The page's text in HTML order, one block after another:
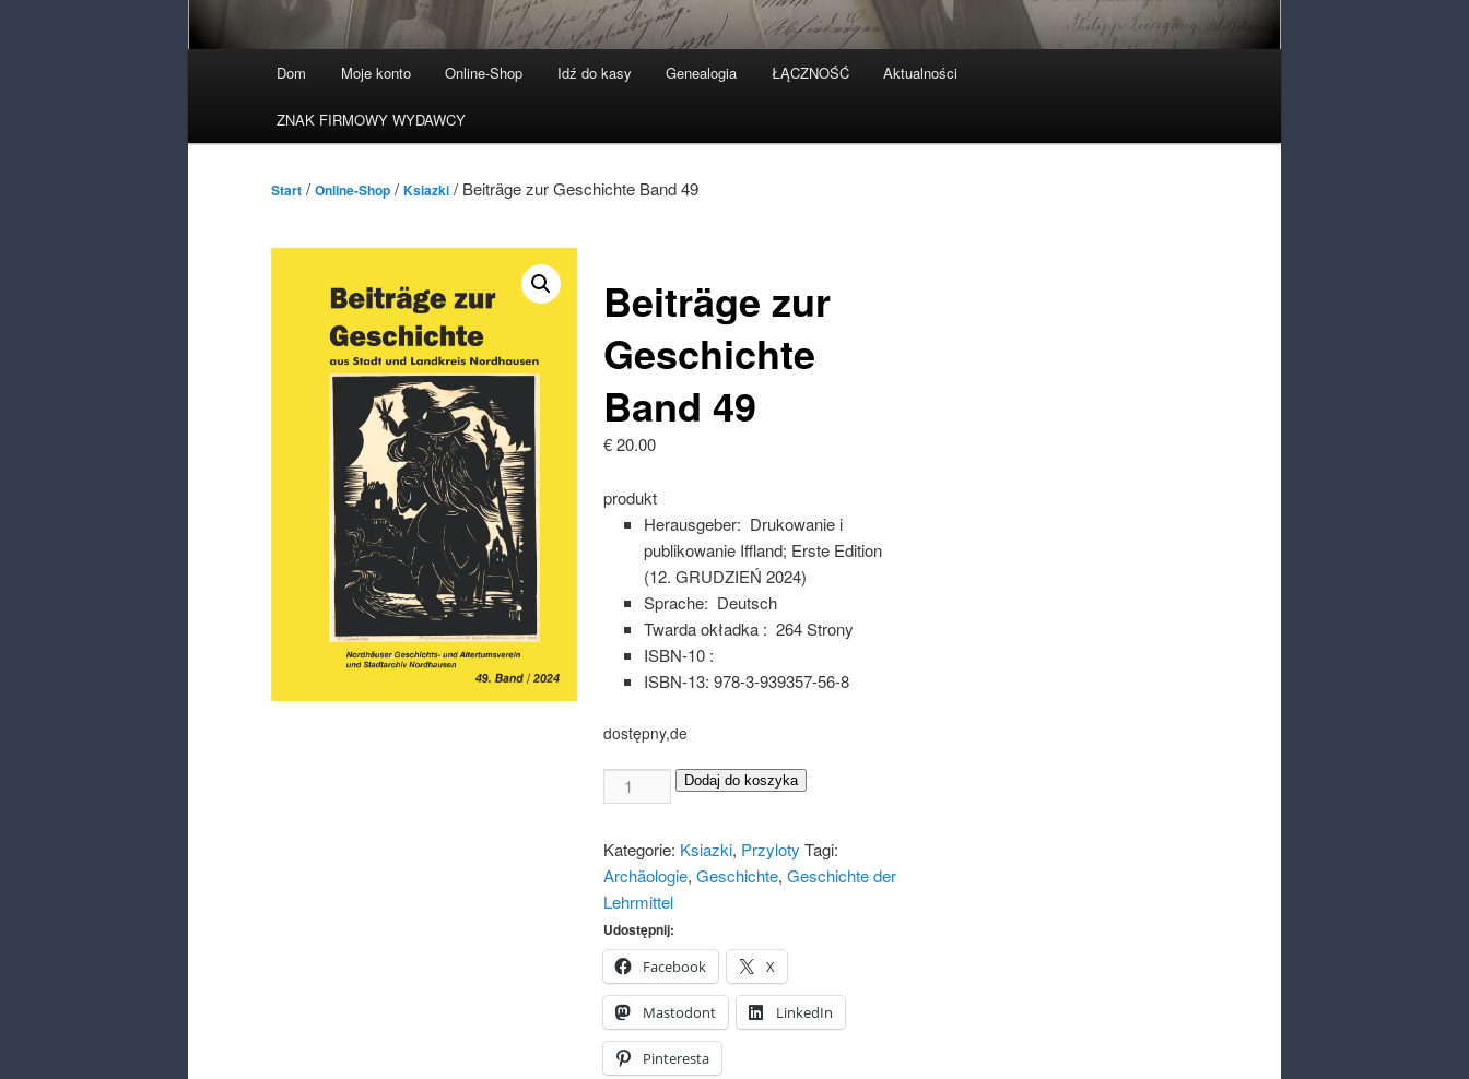
Dom Moje konto Online-Shop Idź do kasy Genealogia ŁĄCZNOŚĆ Aktualności
ZNAK FIRMOWY WYDAWCY
Start / Online-Shop / Ksiazki / Beiträge zur Geschichte Band 49
Beiträge zur
Geschichte
Band 49
€20.00
produkt
Herausgeber: ‎ Drukowanie i
publikowanie Iffland; Erste Edition
(12. GRUDZIEŃ 2024)
: ‎ Deutsch
Twarda okładka : ‎264 Strony
:
ISBN-13: 978-3-939357-56-8
dostępny,de
Beiträge
zur
Band
49
Menge
Dodaj do koszyka
Kategorie: Ksiazki, Przyloty Tagi:
Archäologie, Geschichte, Geschichte der
Lehrmittel
Udostępnij:
Facebook
X
Mastodont LinkedIn
Pinteresta